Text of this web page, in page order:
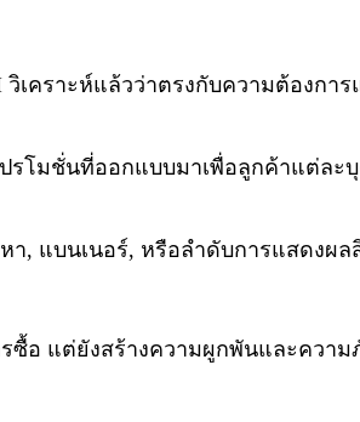
เคราะห์แล้วว่าตรงกับความต้องการ
รโมชั่นที่ออกแบบมาเพื่อลูกค้าแต่ละ
า, แบนเนอร์, หรือลำดับการแสดงผ
รซื้อ แต่ยังสร้างความผูกพันและควา